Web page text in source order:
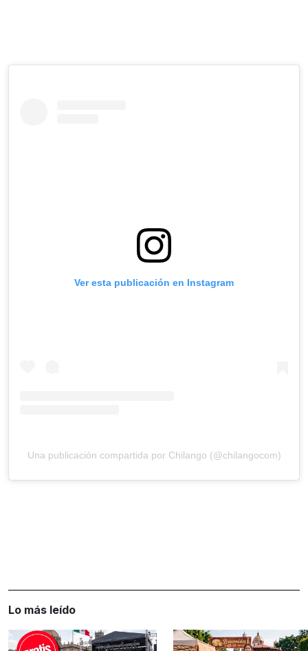
Ver esta publicación en Instagram
Una publicación compartida por Chilango (@chilangocom)
Lo más leído